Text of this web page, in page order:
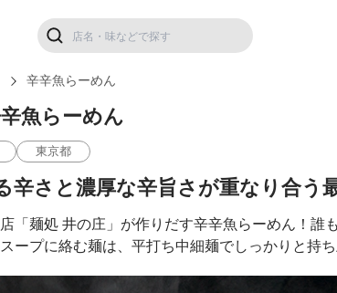
辛辛魚らーめん
魚らーめん
東京都
辛さと濃厚な辛旨さが重なり合う
「麺処 井の庄」が作りだす辛辛魚らーめん！
ープに絡む麺は、平打ち中細麺でしっかりと持